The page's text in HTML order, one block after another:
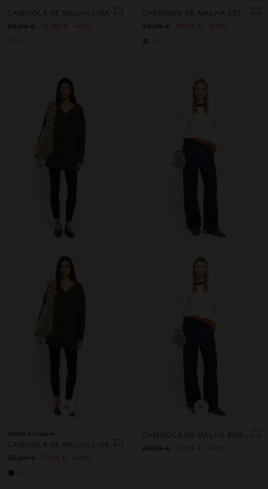
CAMISOLA DE MALHA LISA
29,99 €
15,99 € 47%
29,99 €
19,99 € 33%
+
Online Exclusive
CAMISOLA DE MALHA LISA
35,99 €
17,99 € 50%
+
CAMISOLA DE MALHA BORDAS CONTRASTANTES
29,99 €
15,99 € 47%